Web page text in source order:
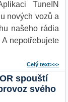
TuneIN
nových vozů a
našeho rádia
nepotřebujete
Celý text>>>
spouští
svého